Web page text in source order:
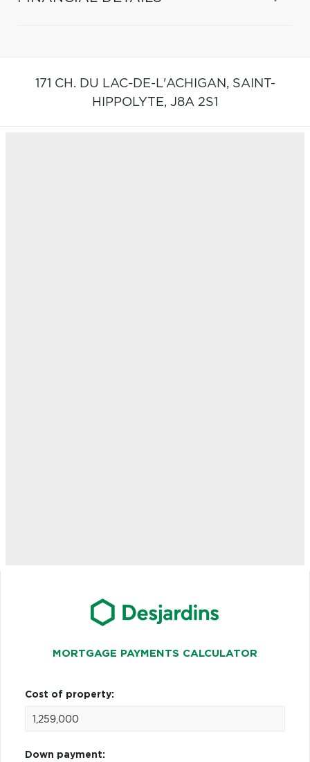
171 CH. DU LAC-DE-L'ACHIGAN, SAINT-
HIPPOLYTE, J8A 2S1
MORTGAGE PAYMENTS CALCULATOR
Cost of property:
Down payment: